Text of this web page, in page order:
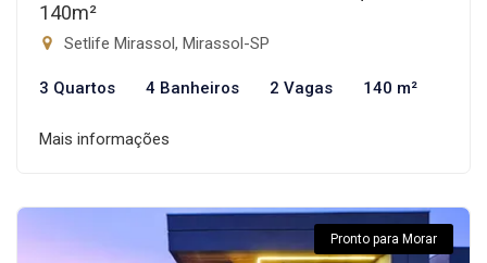
140m²
Setlife Mirassol, Mirassol-SP
3 Quartos 4 Banheiros 2 Vagas 140 m²
Mais informações
Pronto para Morar